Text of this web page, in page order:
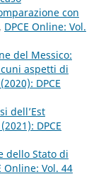
con
, DPCE Online: Vol.
del Messico:
aspetti di
DPCE
dell’Est
DPCE
dello Stato di
Online: Vol. 44